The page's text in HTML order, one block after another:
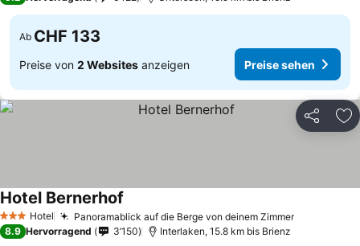
Ab CHF 133
Preise von 2 Websites anzeigen Preise sehen
Teilen
3 SterneHotel Panoramablick auf die Berge von deinem Zimmer
Hotel Bernerhof
8.9 Hervorragend 3’150 Interlaken, 15.8 km bis Brienz